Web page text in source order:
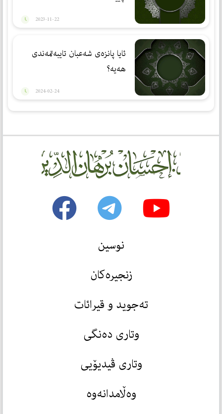
2023-11-22
ئایا پانزەی شەعبان تایبەتمەندی
ھەیە؟
2024-02-24
نوسین
زنجیرەکان
تەجوید و قیرائات
وتاری دەنگی
وتاری ڤیدیۆیی
وەڵامدانەوە